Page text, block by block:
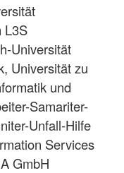
L3S
Universität
Universität zu
und
Samariter-
Unfall-Hilfe
Services
GmbH